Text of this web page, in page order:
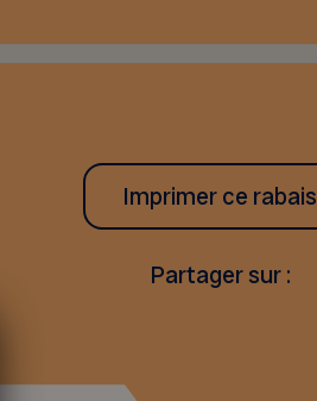
Imprimer ce rabais
Partager sur :